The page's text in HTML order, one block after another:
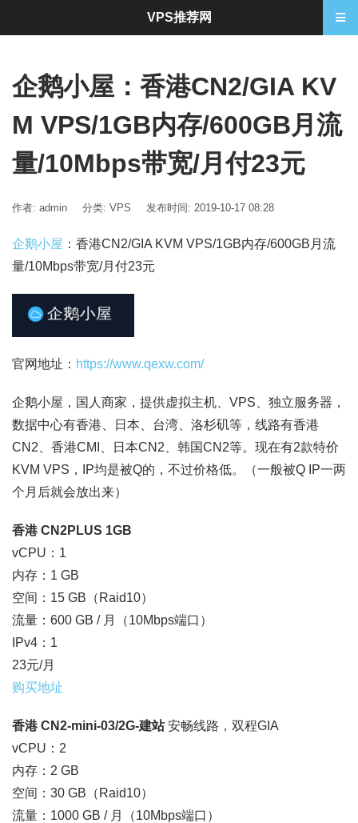
企鹅小屋：香港CN2/GIA KV
M VPS/1GB内存/600GB月流
量/10Mbps带宽/月付23元
作者: admin 分类: VPS 发布时间: 2019-10-17 08:28
企鹅小屋 ：香港CN2/GIA KVM VPS/1GB内存/600GB月流
量/10Mbps带宽/月付23元
官网地址： https://www.qexw.com/
企鹅小屋，国人商家，提供虚拟主机、VPS、独立服务器，
数据中心有香港、日本、台湾、洛杉矶等，线路有香港
CN2、香港CMI、日本CN2、韩国CN2等。现在有2款特价
KVM VPS，IP均是被Q的，不过价格低。（一般被Q IP一两
个月后就会放出来）
香港 CN2PLUS 1GB
vCPU：1
内存：1 GB
空间：15 GB（Raid10）
流量：600 GB / 月（10Mbps端口）
IPv4：1
23元/月
购买地址
香港 CN2-mini-03/2G-建站安畅线路，双程GIA
vCPU：2
内存：2 GB
空间：30 GB（Raid10）
流量：1000 GB / 月（10Mbps端口）
VPS推荐网